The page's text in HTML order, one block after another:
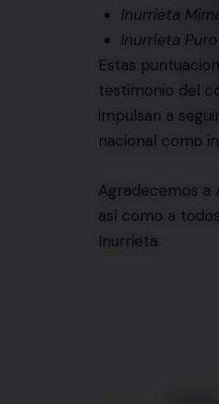
Inurrieta
Inurrieta
Estas
testimonio del
impulsan a
nacional como
Agradecemos a
así como a
Inurrieta.